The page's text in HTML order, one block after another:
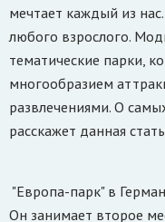
мечтает каждый из
любого взрослого.
тематические парки,
многообразием
развлечениями. О
расскажет данная
"Европа-парк" в
Он занимает второе